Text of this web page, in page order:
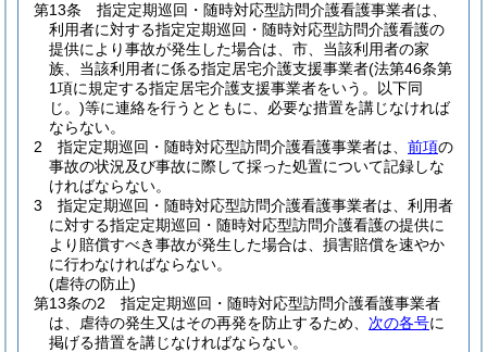
第13条
指定定期巡回・随時対応型訪問介護看護事業者は、
利用者に対する指定定期巡回・随時対応型訪問介護看護の
提供により事故が発生した場合は、市、当該利用者の家
族、当該利用者に係る指定居宅介護支援事業者(法第46条第
1項に規定する指定居宅介護支援事業者をいう。以下同
じ。)等に連絡を行うとともに、必要な措置を講じなければ
ならない。
2
指定定期巡回・随時対応型訪問介護看護事業者は、 前項の
事故の状況及び事故に際して採った処置について記録しな
ければならない。
3
指定定期巡回・随時対応型訪問介護看護事業者は、利用者
に対する指定定期巡回・随時対応型訪問介護看護の提供に
より賠償すべき事故が発生した場合は、損害賠償を速やか
に行わなければならない。
(虐待の防止)
第13条の2
指定定期巡回・随時対応型訪問介護看護事業者
は、虐待の発生又はその再発を防止するため、 次の各号に
掲げる措置を講じなければならない。